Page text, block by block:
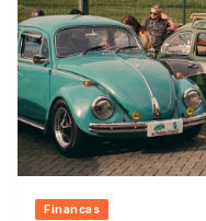
Financas